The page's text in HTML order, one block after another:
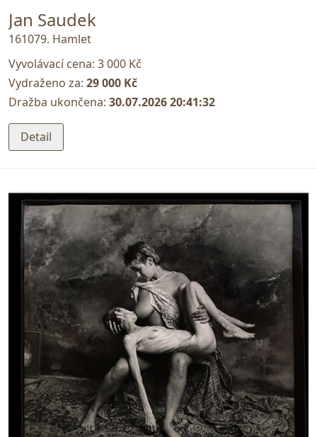
Jan Saudek
161079. Hamlet
Vyvolávací cena: 3 000 Kč
Vydraženo za: 29 000 Kč
Dražba ukončena: 30.07.2026 20:41:32
Detail